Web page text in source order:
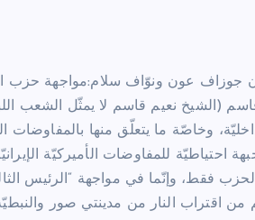
جوزاف عون ونوّاف سلام:مواجهة حزب
(الشيخ نعيم قاسم لا يمثّل الشعب
وخاصّة ما يتعلّق منها بالمفاوضات
احتياطيّة للمفاوضات الأميركيّة
فقط، وإنّما في مواجهة “الرئيس
من اقتراب النار من مدينتي صور